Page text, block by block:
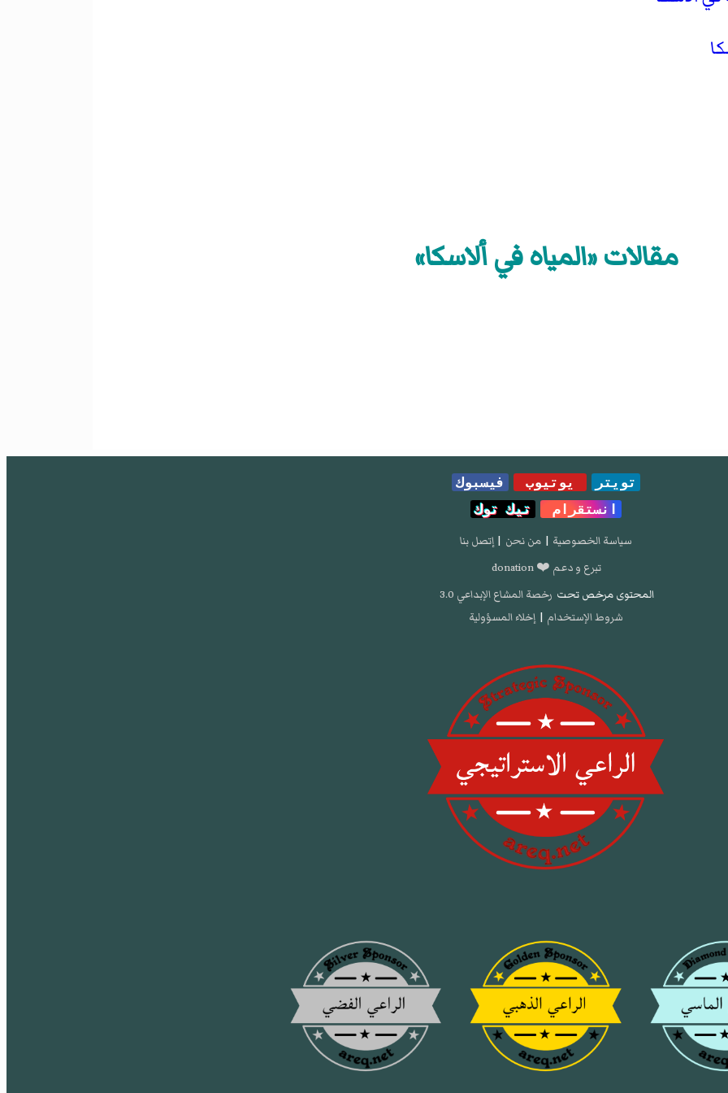
مقالات «المياه في ألاسكا»
تويتر يوتيوب
فيسبوك
انستقرام
تيك توك
سياسة الخصوصية | من نحن | إتصل بنا
تبرع و دعم ❤️ donation
المحتوى مرخص تحت رخصة المشاع الإبداعي 3.0
شروط الإستخدام | إخلاء المسؤولية